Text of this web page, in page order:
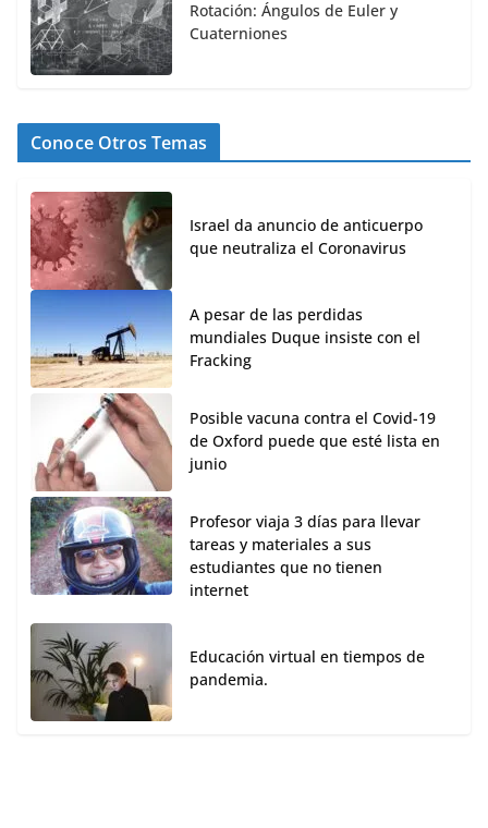
Rotación: Ángulos de Euler y
Cuaterniones
Conoce Otros Temas
Israel da anuncio de anticuerpo
que neutraliza el Coronavirus
A pesar de las perdidas
mundiales Duque insiste con el
Fracking
Posible vacuna contra el Covid-19
de Oxford puede que esté lista en
junio
Profesor viaja 3 días para llevar
tareas y materiales a sus
estudiantes que no tienen
internet
Educación virtual en tiempos de
pandemia.